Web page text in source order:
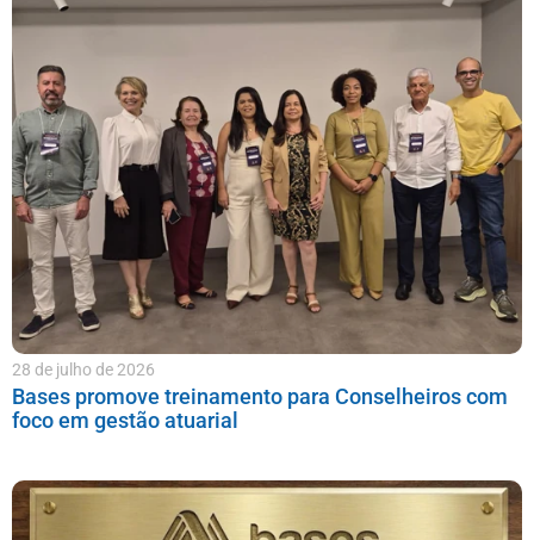
28 de julho de 2026
Bases promove treinamento para Conselheiros com
foco em gestão atuarial